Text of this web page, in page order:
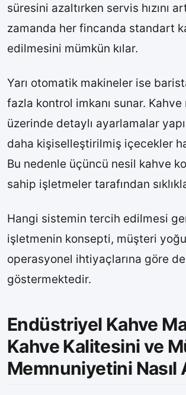
süresini azaltırken servis hızını
zamanda her fincanda standart
edilmesini mümkün kılar.
Yarı otomatik makineler ise
fazla kontrol imkanı sunar.
üzerinde detaylı ayarlamalar
daha kişiselleştirilmiş içecekler
Bu nedenle üçüncü nesil kahve
sahip işletmeler tarafından
Hangi sistemin tercih edilmesi
işletmenin konsepti, müşteri
operasyonel ihtiyaçlarına göre
göstermektedir.
Endüstriyel Kahve
Kahve Kalitesini ve
Memnuniyetini Nasıl